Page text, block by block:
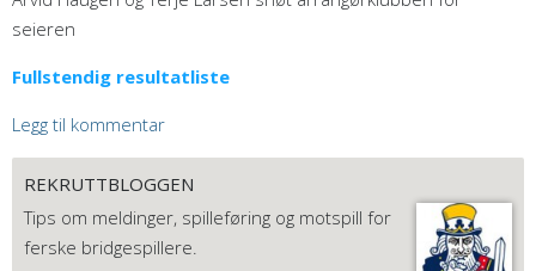
seieren
Fullstendig resultatliste
Legg til kommentar
REKRUTTBLOGGEN
Tips om meldinger, spilleføring og motspill for
ferske bridgespillere.